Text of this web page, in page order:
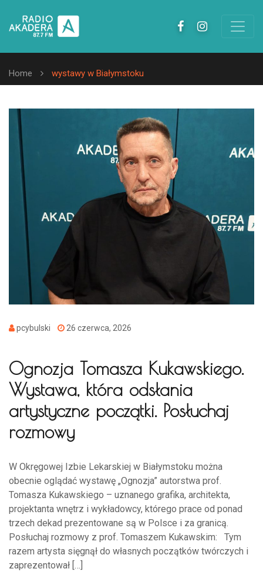
Home wystawy w Białymstoku
pcybulski 26 czerwca, 2026
Ognozja Tomasza Kukawskiego.
Wystawa, która odsłania
artystyczne początki. Posłuchaj
rozmowy
W Okręgowej Izbie Lekarskiej w Białymstoku można
obecnie oglądać wystawę „Ognozja” autorstwa prof.
Tomasza Kukawskiego – uznanego grafika, architekta,
projektanta wnętrz i wykładowcy, którego prace od ponad
trzech dekad prezentowane są w Polsce i za granicą.
Posłuchaj rozmowy z prof. Tomaszem Kukawskim: Tym
razem artysta sięgnął do własnych początków twórczych i
zaprezentował […]